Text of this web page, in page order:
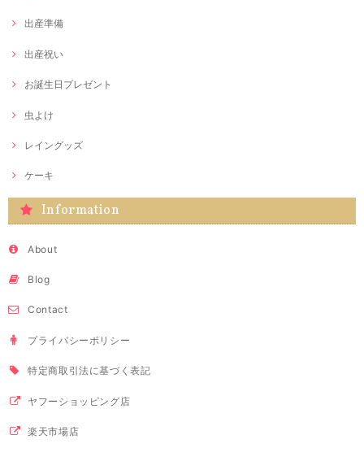
出産準備
出産祝い
お誕生日プレゼント
虫よけ
レイングッズ
ケーキ
Information
About
Blog
Contact
プライバシーポリシー
特定商取引法に基づく表記
ヤフーショッピング店
楽天市場店